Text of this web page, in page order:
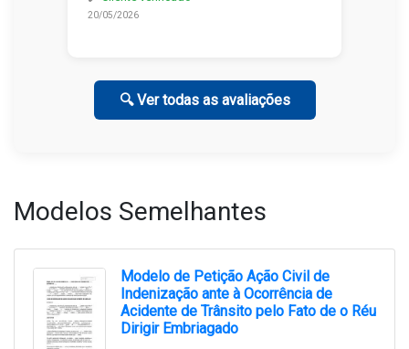
20/05/2026
🔍 Ver todas as avaliações
Modelos Semelhantes
Modelo de Petição Ação Civil de
Indenização ante à Ocorrência de
Acidente de Trânsito pelo Fato de o Réu
Dirigir Embriagado